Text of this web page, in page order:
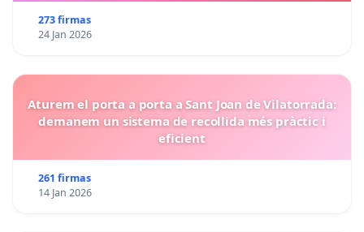
273 firmas
24 Jan 2026
Aturem el porta a porta a Sant Joan de Vilatorrada:
demanem un sistema de recollida més pràctic i
eficient
261 firmas
14 Jan 2026